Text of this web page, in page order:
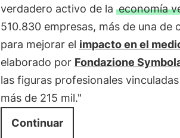
verdadero activo de la economía
510.830 empresas, más de una
para mejorar el impacto en el
elaborado por Fondazione
las figuras profesionales
más de 215 mil."
Continuar